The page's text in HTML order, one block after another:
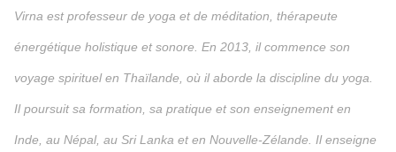
Virna est professeur de yoga et de méditation, thérapeute
énergétique holistique et sonore. En 2013, il commence son
voyage spirituel en Thaïlande, où il aborde la discipline du yoga.
Il poursuit sa formation, sa pratique et son enseignement en
Inde, au Népal, au Sri Lanka et en Nouvelle-Zélande. Il enseigne